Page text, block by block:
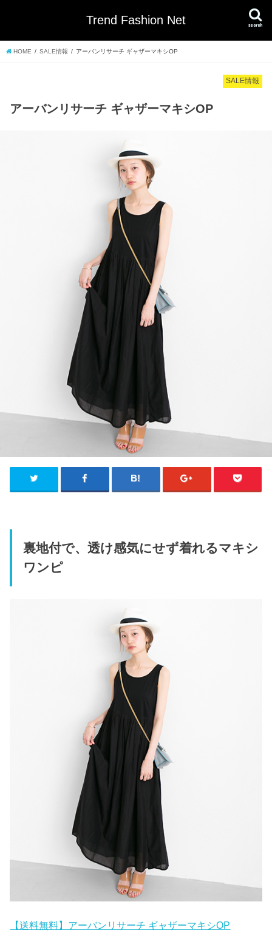
Trend Fashion Net search
HOME SALE情報 アーバンリサーチ ギャザーマキシOP
SALE情報
アーバンリサーチ ギャザーマキシOP
裏地付で、透け感気にせず着れるマキシ
ワンピ
【送料無料】アーバンリサーチ ギャザーマキシOP